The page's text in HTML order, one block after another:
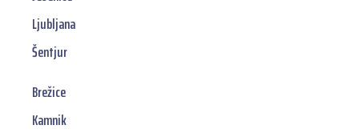
Ljubljana
Šentjur
Brežice
Kamnik